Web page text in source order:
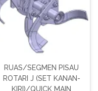
RUAS/SEGMEN PISAU
ROTARI J (SET KANAN-
KIRI)/QUICK MAIN